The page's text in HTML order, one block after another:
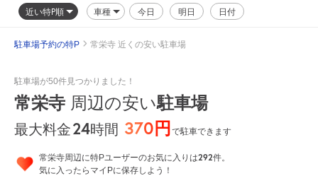
近い特P順 車種 今日 明日 日付
駐車場予約の特P 常栄寺 近くの安い駐車場
駐車場が50件見つかりました！
常栄寺 周辺の安い駐車場
最大料金24時間 370円で駐車できます
常栄寺周辺に特Pユーザーのお気に入りは292件。
気に入ったらマイPに保存しよう！